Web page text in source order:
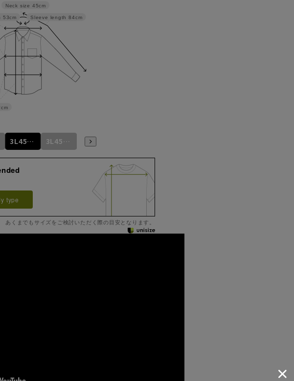
Sleeve length 84cm
Neck size 45cm
53cm
3L45cm/84cm 3L45cm/88cm
type
あくまでもサイズをご検討いただく際の目安となります。